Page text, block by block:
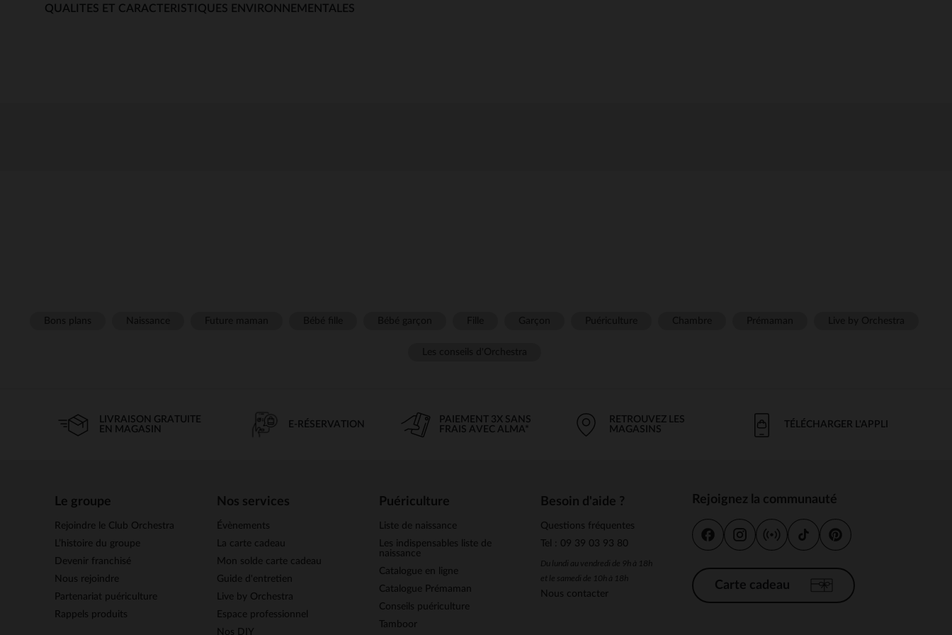
QUALITES ET CARACTERISTIQUES ENVIRONNEMENTALES
LIVRAISON GRATUITE
EN MAGASIN
E-RÉSERVATION
PAIEMENT 3X SANS
FRAIS AVEC ALMA*
RETROUVEZ LES
MAGASINS
TÉLÉCHARGER L'APPLI
Le groupe
Rejoindre le Club Orchestra
L’histoire du groupe
Devenir franchisé
Nous rejoindre
Partenariat puériculture
Rappels produits
Nos services
Évènements
La carte cadeau
Mon solde carte cadeau
Guide d'entretien
Live by Orchestra
Espace professionnel
Nos DIY
Puériculture
Liste de naissance
Les indispensables liste de
naissance
Catalogue en ligne
Catalogue Prémaman
Conseils puériculture
Tamboor
Besoin d'aide ?
Questions fréquentes
Tel : 09 39 03 93 80
Du lundi au vendredi de 9h à 18h
et le samedi de 10h à 18h
Nous contacter
Rejoignez la communauté
Carte cadeau